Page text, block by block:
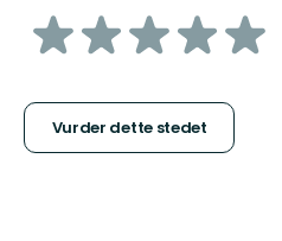
av
stjerner
Vurder dette stedet